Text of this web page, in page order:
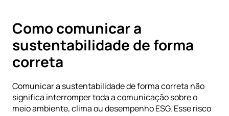
Como comunicar a
sustentabilidade de forma
correta
Comunicar a sustentabilidade de forma correta não
significa interromper toda a comunicação sobre o
meio ambiente, clima ou desempenho ESG. Esse risco